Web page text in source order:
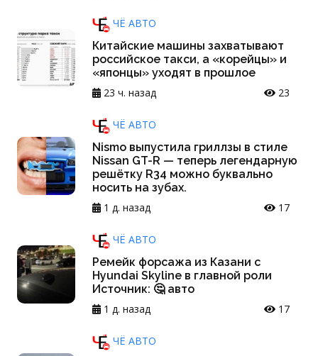
ЧЁ АВТО
Китайские машины захватывают
российское такси, а «корейцы» и
«японцы» уходят в прошлое
23 ч. назад
23
ЧЁ АВТО
Nismo выпустила гриллзы в стиле
Nissan GT-R — теперь легендарную
решётку R34 можно буквально
носить на зубах.
1 д. назад
17
ЧЁ АВТО
Ремейк форсажа из Казани с
Hyundai Skyline в главной роли
Источник: 🤔 авто
1 д. назад
17
ЧЁ АВТО